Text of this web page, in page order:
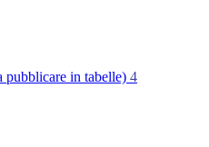
pubblicare in tabelle) 4